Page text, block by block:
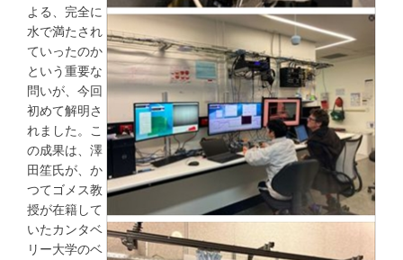
よる、完全に
水で満たされ
ていったのか
という重要な
問いが、今回
初めて解明さ
れました。こ
の成果は、澤
田笙氏が、か
つてゴメス教
授が在籍して
いたカンタベ
リー大学のベ